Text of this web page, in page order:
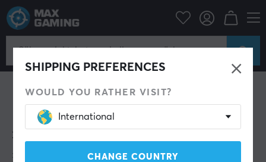
SHIPPING PREFERENCES
WOULD YOU RATHER VISIT?
International
CHANGE COUNTRY
xDuoo
xDuoo
xDuoo
(Shenzhen xDuoo Technology Co., Ltd.) är en